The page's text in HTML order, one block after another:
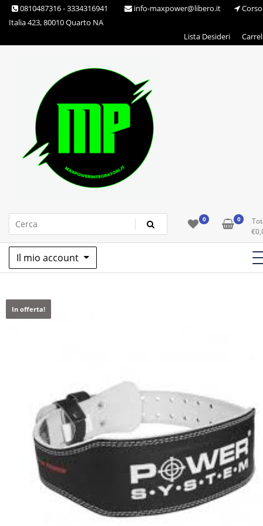
Skip 0810487316 - 3334316941 info-maxpower@libero.it
Corso
Italia 423, 80010 Quarto NA
Lista Desideri
Max Power Integratori 0 0
€
Il mio account
In offerta!